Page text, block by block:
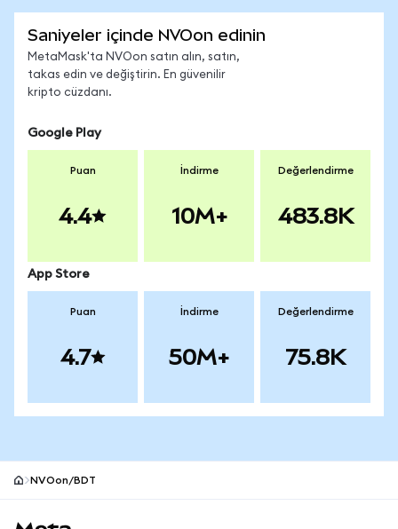
Saniyeler içinde NVOon edinin
MetaMask'ta NVOon satın alın, satın,
takas edin ve değiştirin. En güvenilir
kripto cüzdanı.
Google Play
Puan
4.4
İndirme
10M+
Değerlendirme
483.8K
App Store
Puan
4.7
İndirme
50M+
Değerlendirme
75.8K
NVOon/BDT